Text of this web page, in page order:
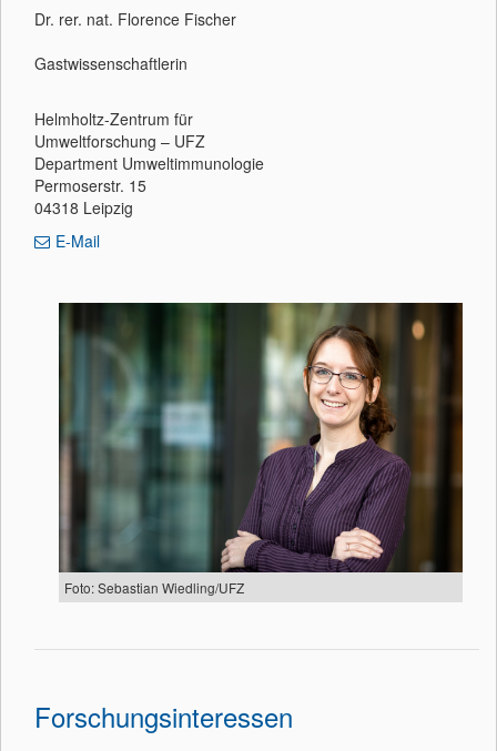
Dr. rer. nat. Florence Fischer
Gastwissenschaftlerin
Helmholtz-Zentrum für
Umweltforschung – UFZ
Department Umweltimmunologie
Permoserstr. 15
04318 Leipzig
E-Mail
Foto: Sebastian Wiedling/UFZ
Forschungsinteressen